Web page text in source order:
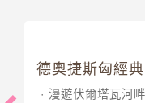
德奧捷斯匈經
漫遊伏爾塔瓦河